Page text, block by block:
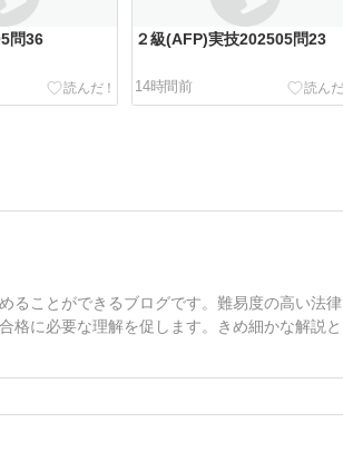
問36 ２級(AFP)実技202505問23
14時間前
ることができるブログです。難易度の高い法律
格に必要な理解を促します。きめ細かな解説と